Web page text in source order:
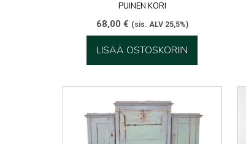
PUINEN KORI
68,00 € (sis. ALV 25,5%)
LISÄÄ OSTOSKORIIN